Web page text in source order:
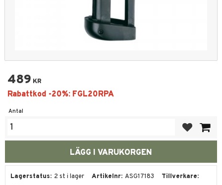
489 KR
Antal
Lagerstatus 2 st i lager Artikelnr ASG17183
Tillverkare